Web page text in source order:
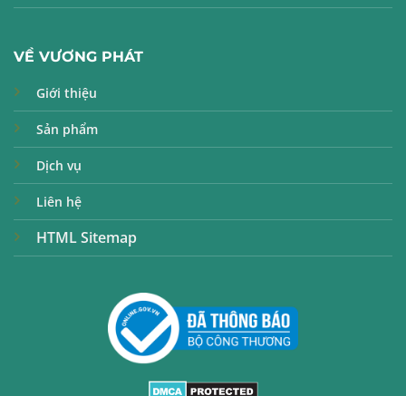
VỀ VƯƠNG PHÁT
Giới thiệu
Sản phẩm
Dịch vụ
Liên hệ
HTML Sitemap